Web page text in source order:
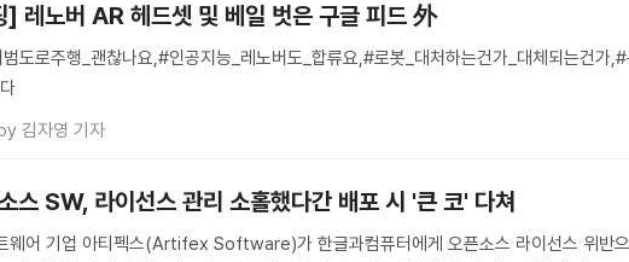
] 레노버 AR 헤드셋 및 베일 벗은 구글 피드 外
도로주행_괜찮나요,#인공지능_레노버도_합류요,#로봇_대처하는건가_대체되는건가,#
by김자영 기자
스 SW, 라이선스 관리 소홀했다간 배포 시 '큰 코' 다쳐
웨어 기업 아티펙스(Artifex Software)가 한글과컴퓨터에게 오픈소스 라이선스 위반